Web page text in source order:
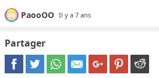
PaooOO Il y a 7 ans
Partager